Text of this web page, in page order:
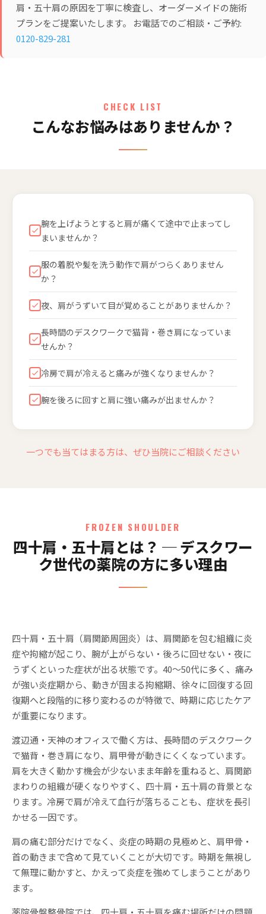
肩・五十肩の原因を丁寧に検査し、オーダーメイドの施術
プランをご提案いたします。 お電話でのご相談・ご予約:
0120-829-281
CHECK LIST
こんなお悩みはありませんか？
腕を上げようとすると肩が痛くて途中で止まってし
まいませんか？
服の着脱や髪を洗う動作で肩がつらくありません
か？
夜、肩がうずいて目が覚めることがありませんか？
長時間のデスクワークで猫背・巻き肩になっていま
せんか？
冷房で肩が冷えると痛みが強くなりませんか？
腕を後ろに回すと肩に強い痛みが出ませんか？
一つでも当てはまる方は、ぜひ当院にご相談ください
FROZEN SHOULDER
四十肩・五十肩とは？ ─ デスクワー
ク世代の薬院の方に多い理由
四十肩・五十肩（肩関節周囲炎）は、肩関節を包む組織に炎
症や拘縮が起こり、腕が上がらない・後ろに回せない・夜に
うずくといった症状が出る状態です。40〜50代に多く、痛み
が強い炎症期から、動きが固まる拘縮期、徐々に回復する回
復期へと段階的に移り変わるのが特徴で、時期に応じたケア
が重要になります。
渡辺通・天神のオフィスで働く方は、長時間のデスクワーク
で猫背・巻き肩になり、肩甲骨が動きにくくなっています。
肩を大きく動かす機会が少ないまま年齢を重ねると、肩関節
まわりの組織が硬くなりやすく、四十肩・五十肩の背景とな
ります。冷房で肩が冷えて血行が落ちることも、症状を長引
かせる一因です。
肩の痛む部分だけでなく、炎症の時期の見極めと、肩甲骨・
首の動きまで含めて見ていくことが大切です。時期を無視し
て無理に動かすと、かえって炎症を強めてしまうことがあり
ます。